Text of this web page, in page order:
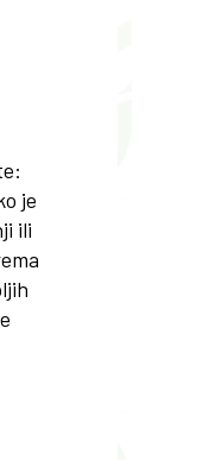
je
ili